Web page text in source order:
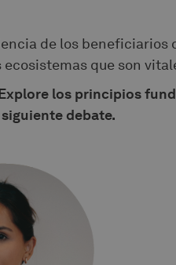
de los beneficiarios
que son
los principios
debate.